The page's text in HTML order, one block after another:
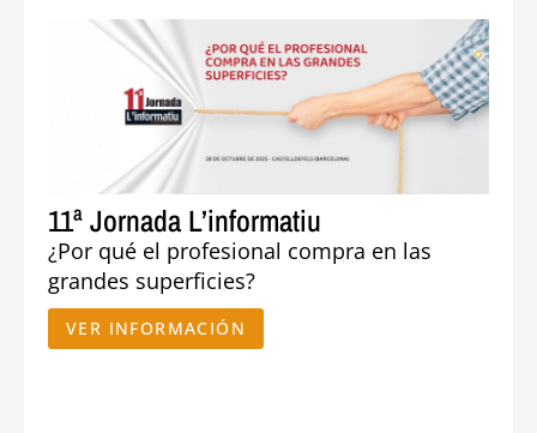
11ª Jornada L’informatiu
¿Por qué el profesional compra en las
grandes superficies?
VER INFORMACIÓN